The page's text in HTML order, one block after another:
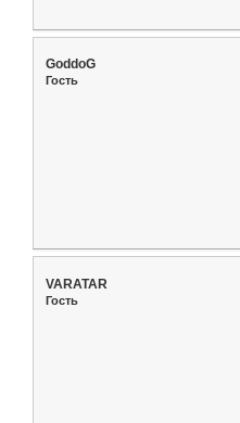
GoddoG
Гость
VARATAR
Гость